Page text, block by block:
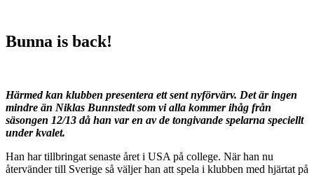
Bunna is back!
Härmed kan klubben presentera ett sent nyförvärv. Det är ingen
mindre än Niklas Bunnstedt som vi alla kommer ihåg från
säsongen 12/13 då han var en av de tongivande spelarna speciellt
under kvalet.
Han har tillbringat senaste året i USA på college. När han nu
återvänder till Sverige så väljer han att spela i klubben med hjärtat på